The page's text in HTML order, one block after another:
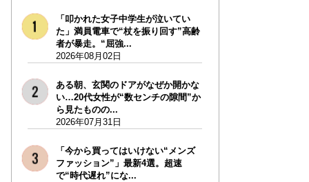
「叩かれた女子中学生が泣いてい
た」満員電車で“杖を振り回す”高齢
者が暴走。“屈強...
2026年08月02日
ある朝、玄関のドアがなぜか開かな
い…20代女性が“数センチの隙間”か
ら見たものの...
2026年07月31日
「今から買ってはいけない“メンズ
ファッション”」最新4選。超速
で“時代遅れ”にな...